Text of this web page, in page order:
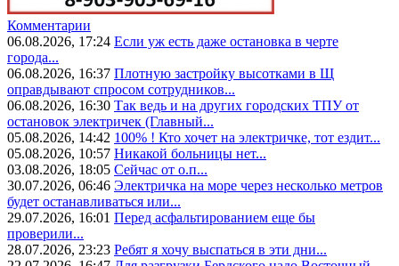
Комментарии
06.08.2026, 17:24 Если уж есть даже остановка в черте
города...
06.08.2026, 16:37 Плотную застройку высотками в Щ
оправдывают спросом сотрудников...
06.08.2026, 16:30 Так ведь и на других городских ТПУ от
остановок электричек (Главный...
05.08.2026, 14:42 100% ! Кто хочет на электричке, тот ездит...
05.08.2026, 10:57 Никакой больницы нет...
03.08.2026, 18:05 Сейчас от о.п...
30.07.2026, 06:46 Электричка на море через несколько метров
будет останавливаться или...
29.07.2026, 16:01 Перед асфальтированием еще бы
проверили...
28.07.2026, 23:23 Ребят я хочу выспаться в эти дни...